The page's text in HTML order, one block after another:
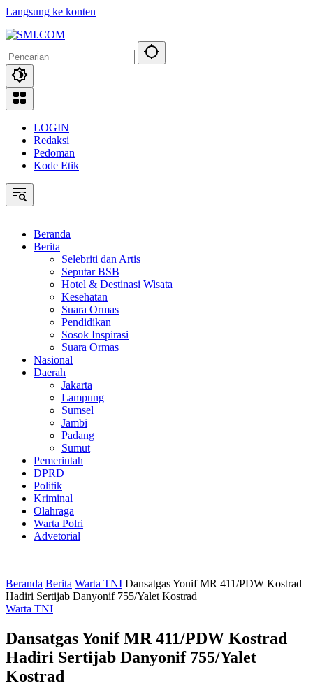
Langsung ke konten
LOGIN
Redaksi
Pedoman
Kode Etik
Beranda
Berita
Selebriti dan Artis
Seputar BSB
Hotel & Destinasi Wisata
Kesehatan
Suara Ormas
Pendidikan
Sosok Inspirasi
Suara Ormas
Nasional
Daerah
Jakarta
Lampung
Sumsel
Jambi
Padang
Sumut
Pemerintah
DPRD
Politik
Kriminal
Olahraga
Warta Polri
Advetorial
Beranda Berita Warta TNI Dansatgas Yonif MR 411/PDW Kostrad
Hadiri Sertijab Danyonif 755/Yalet Kostrad
Warta TNI
Dansatgas Yonif MR 411/PDW Kostrad
Hadiri Sertijab Danyonif 755/Yalet
Kostrad